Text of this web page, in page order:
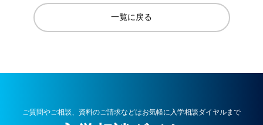
一覧に戻る
ご質問やご相談、資料のご請求などはお気軽に入学相談ダイヤルまで